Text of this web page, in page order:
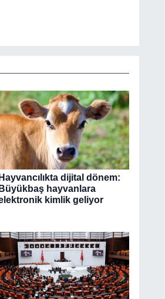
Hayvancılıkta dijital dönem:
Büyükbaş hayvanlara
kimlik geliyor